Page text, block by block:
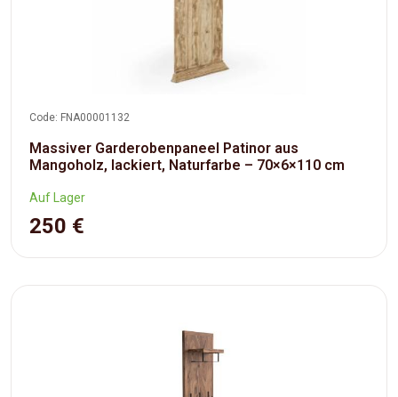
Code: FNA00001132
Massiver Garderobenpaneel Patinor aus
Mangoholz, lackiert, Naturfarbe – 70×6×110 cm
Auf Lager
250 €